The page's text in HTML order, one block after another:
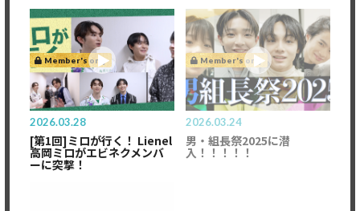
Member's only
2026.03.28
[第1回]ミロが行く！ Lienel
高岡ミロがエビネクメンバ
ーに突撃！
Member's only
2026.03.24
男・組長祭2025に潜
入！！！！！